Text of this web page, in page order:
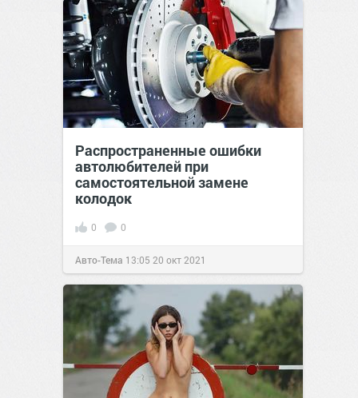
Распространенные ошибки
автолюбителей при
самостоятельной замене
колодок
0 0
Авто-Тема 13:05 20 окт 2021